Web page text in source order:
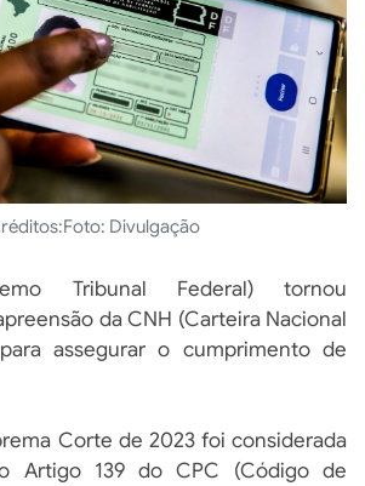
Foto: Divulgação
Tribunal Federal) tornou
da CNH (Carteira Nacional
assegurar o cumprimento de
Corte de 2023 foi considerada
Artigo 139 do CPC (Código de